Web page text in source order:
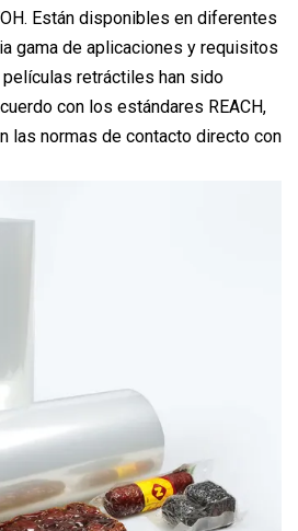
Están disponibles en diferentes
gama de aplicaciones y requisitos
retráctiles han sido
con los estándares REACH,
las normas de contacto directo con